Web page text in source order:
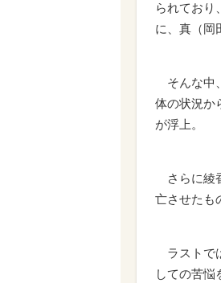
られており
に、真（岡
そんな中
体の状況か
が浮上。
さらに綾
亡させたも
ラストで
しての苦悩